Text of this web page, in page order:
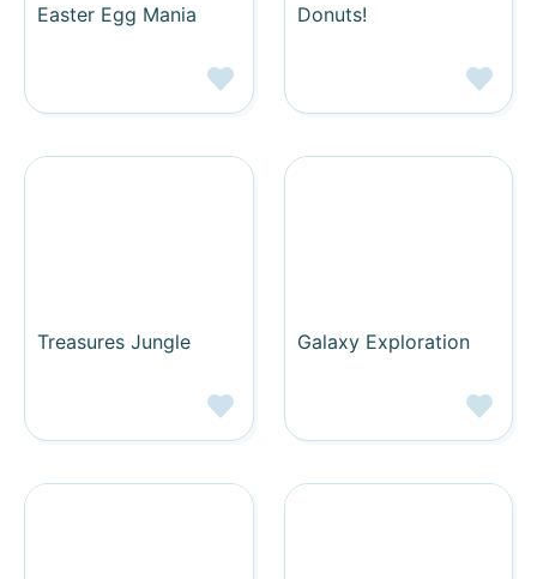
Easter Egg Mania Donuts!
Treasures Jungle Galaxy Exploration